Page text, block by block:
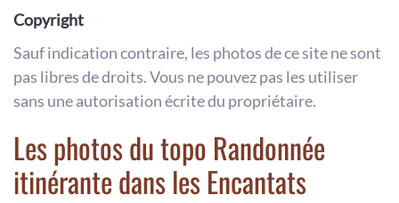
Copyright
Sauf indication contraire, les photos de ce site ne sont
pas libres de droits. Vous ne pouvez pas les utiliser
sans une autorisation écrite du propriétaire.
Les photos du topo Randonnée
itinérante dans les Encantats